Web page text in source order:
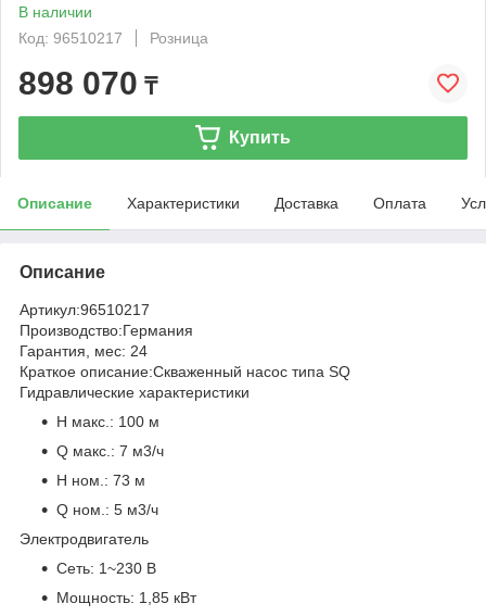
В наличии
Код: 96510217
Розница
898 070 ₸
Купить
Описание Характеристики Доставка Оплата
Описание
Артикул:96510217
Производство:Германия
Гарантия, мес: 24
Краткое описание:Скваженный насос типа SQ
Гидравлические характеристики
H макс.: 100 м
Q макс.: 7 м3/ч
H ном.: 73 м
Q ном.: 5 м3/ч
Электродвигатель
Сеть: 1~230 В
Мощность: 1,85 кВт